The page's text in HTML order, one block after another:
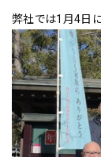
弊社では1月4日